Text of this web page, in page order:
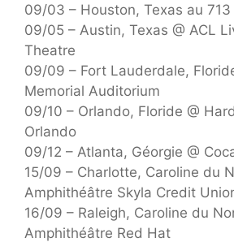
09/03 – Houston, Texas au 713
09/05 – Austin, Texas @ ACL
Theatre
09/09 – Fort Lauderdale,
Memorial Auditorium
09/10 – Orlando, Floride @
Orlando
09/12 – Atlanta, Géorgie @
15/09 – Charlotte, Caroline du
Amphithéâtre Skyla Credit
16/09 – Raleigh, Caroline du
Amphithéâtre Red Hat